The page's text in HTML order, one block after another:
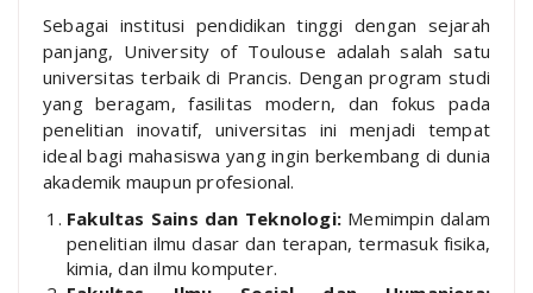
Sebagai institusi pendidikan tinggi dengan sejarah
panjang, University of Toulouse adalah salah satu
universitas terbaik di Prancis. Dengan program studi
yang beragam, fasilitas modern, dan fokus pada
penelitian inovatif, universitas ini menjadi tempat
ideal bagi mahasiswa yang ingin berkembang di dunia
akademik maupun profesional.
Fakultas Sains dan Teknologi:Memimpin dalam
penelitian ilmu dasar dan terapan, termasuk fisika,
kimia, dan ilmu komputer.